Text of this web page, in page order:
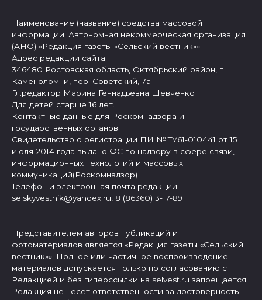
Наименование (название) средства массовой
информации: Автономная некоммерческая организация
(АНО) «Редакция газеты «Сельский вестник»»
Адрес редакции сайта:
346480 Ростовская область, Октябрьский район, п.
Каменоломни, пер. Советский, 7а
Гл.редактор Марина Геннадьевна Шевченко
Для детей старше 16 лет.
Контактные данные для Роскомнадзора и
государственных органов:
Свидетельство о регистрации ПИ № ТУ61-010441 от 15
июля 2014 года выдано ФС по надзору в сфере связи,
информационных технологий и массовых
коммуникаций(Роскомнадзор)
Телефон и электронная почта редакции:
selskyvestnik@yandex.ru, 8 (86360) 3-17-89
Представителем авторов публикаций и
фотоматериалов является «Редакция газеты «Сельский
вестник»». Полное или частичное воспроизведение
материалов допускается только по согласованию с
Редакцией и без гиперссылки на selvest.ru запрещается.
Редакция не несет ответственности за достоверность